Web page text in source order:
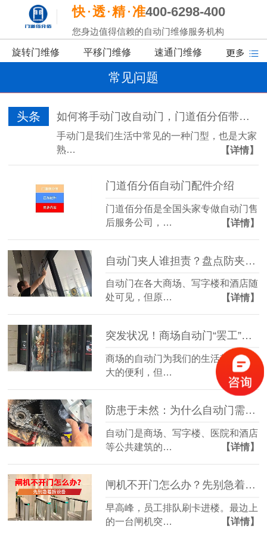
快 透 精 准400-6298-400
您身边值得信赖的自动门维修服务机构
旋转门维修 平移门维修 速通门维修
常见问题
头条 如何将手动门改自动门，门道佰分佰带你了解
手动门是我们生活中常见的一种门型，也是大家
熟…
【详情】
门道佰分佰自动门配件介绍
门道佰分佰是全国头家专做自动门售
后服务公司，…
【详情】
自动门夹人谁担责？盘点防夹传感器的三大“致命盲区”
自动门在各大商场、写字楼和酒店随
处可见，但原…
【详情】
突发状况！商场自动门“罢工”或夹人，你该怎么办？
商场的自动门为我们的生活带来了极
大的便利，但…
【详情】
防患于未然：为什么自动门需要定期“体检”？
自动门是商场、写字楼、医院和酒店
等公共建筑的…
【详情】
闸机不开门怎么办？先别急着拆设备
早高峰，员工排队刷卡进楼。最边上
的一台闸机突…
【详情】